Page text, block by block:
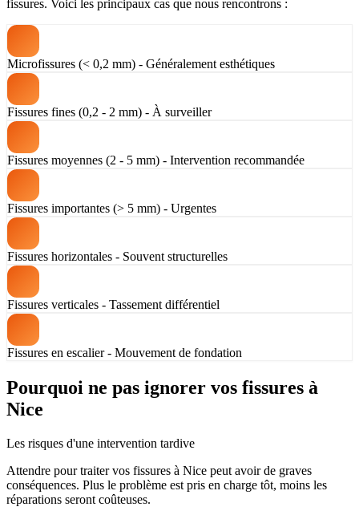
fissures. Voici les principaux cas que nous rencontrons :
Microfissures (< 0,2 mm) - Généralement esthétiques
Fissures fines (0,2 - 2 mm) - À surveiller
Fissures moyennes (2 - 5 mm) - Intervention recommandée
Fissures importantes (> 5 mm) - Urgentes
Fissures horizontales - Souvent structurelles
Fissures verticales - Tassement différentiel
Fissures en escalier - Mouvement de fondation
Pourquoi ne pas ignorer vos fissures à
Nice
Les risques d'une intervention tardive
Attendre pour traiter vos fissures à Nice peut avoir de graves
conséquences. Plus le problème est pris en charge tôt, moins les
réparations seront coûteuses.